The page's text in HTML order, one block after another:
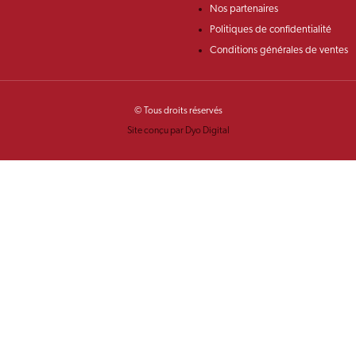
Nos partenaires
Politiques de confidentialité
Conditions générales de ventes
© Tous droits réservés
Site conçu par Dyo Digital